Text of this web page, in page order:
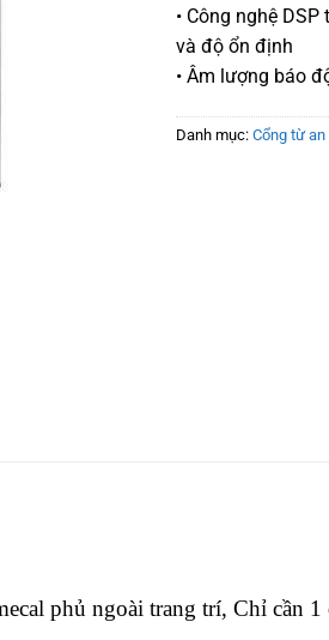
• Công nghệ
và độ ổn định
• Âm lượng báo
Danh mục: Cổng từ an
phủ ngoài trang trí, Chỉ cần 1